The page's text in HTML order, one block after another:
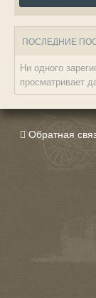
ПОСЛЕДНИЕ
Ни одного
просматривает
Обратная